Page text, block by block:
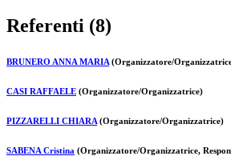
Referenti (8)
BRUNERO ANNA MARIA (Organizzatore/
CASI RAFFAELE (Organizzatore/Organizzatrice)
PIZZARELLI CHIARA (Organizzatore/Organizzatrice)
SABENA Cristina (Organizzatore/Organizzatrice,